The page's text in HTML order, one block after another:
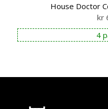
House Doctor
kr
4